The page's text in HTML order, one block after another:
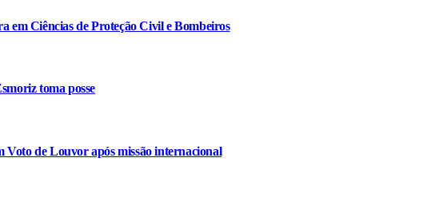
em Ciências de Proteção Civil e Bombeiros
toma posse
Voto de Louvor após missão internacional